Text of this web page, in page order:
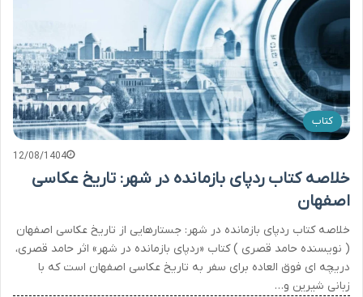
کتاب
12/08/1404
خلاصه کتاب ردپای بازمانده در شهر: تاریخ عکاسی
اصفهان
خلاصه کتاب ردپای بازمانده در شهر: جستارهایی از تاریخ عکاسی اصفهان
( نویسنده حامد قصری ) کتاب «ردپای بازمانده در شهر» اثر حامد قصری،
دریچه ای فوق العاده برای سفر به تاریخ عکاسی اصفهان است که با
زبانی شیرین و…